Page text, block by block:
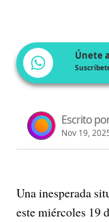
Únete
Escrito
Nov 19,
Una inesperada
este miércoles 19